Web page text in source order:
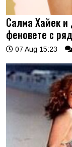
Салма Хайек
феновете с
07 Aug 15:23